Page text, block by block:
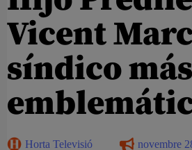
Vicent
síndico más
Horta Televisió novembre